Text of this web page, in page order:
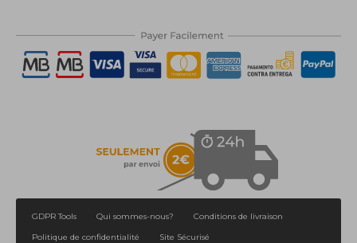
GDPR Tools Qui sommes-nous?
Conditions de livraison
Politique de confidentialité
Site Sécurisé